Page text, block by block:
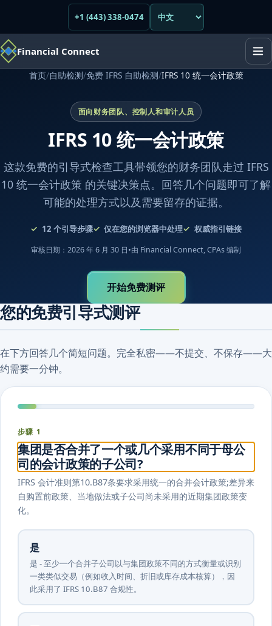
+1 (443) 338-0474
Financial Connect
首页/自助检测/免费 IFRS 自助检测/IFRS 10 统一会计政策
面向财务团队、控制人和审计人员
IFRS 10 统一会计政策
这款免费的引导式检查工具带领您的财务团队走过 IFRS
10 统一会计政策 的关键决策点。回答几个问题即可了解
可能的处理方式以及需要留存的证据。
12 个引导步骤 仅在您的浏览器中处理 权威指引链接
审核日期：2026 年 6 月 30 日•由 Financial Connect, CPAs 编制
开始免费测评
您的免费引导式测评
在下方回答几个简短问题。完全私密——不提交、不保存——大
约需要一分钟。
步骤 1
集团是否合并了一个或几个采用不同于母公
司的会计政策的子公司?
IFRS 会计准则第10.B87条要求采用统一的合并会计政策;差异来
自购置前政策、当地做法或子公司尚未采用的近期集团政策变
化。
是
是 - 至少一个合并子公司以与集团政策不同的方式衡量或识别
一类类似交易（例如收入时间、折旧或库存成本核算），因
此采用了 IFRS 10.B87 合规性。